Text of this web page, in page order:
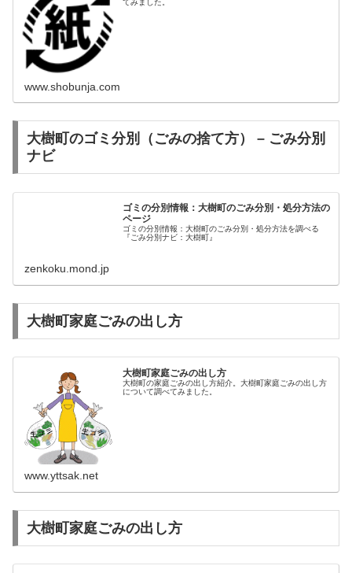
てみました。
www.shobunja.com
大樹町のゴミ分別（ごみの捨て方） – ごみ分別
ナビ
ゴミの分別情報：大樹町のごみ分別・処分方法の
ページ
ゴミの分別情報：大樹町のごみ分別・処分方法を調べる
『ごみ分別ナビ：大樹町』
zenkoku.mond.jp
大樹町家庭ごみの出し方
大樹町家庭ごみの出し方
大樹町の家庭ごみの出し方紹介。大樹町家庭ごみの出し方
について調べてみました。
www.yttsak.net
大樹町家庭ごみの出し方